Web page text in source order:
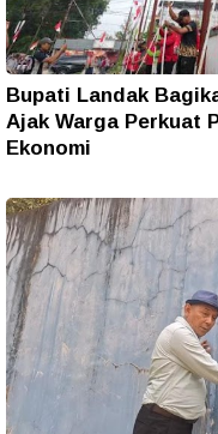
Bupati Landak
Ajak Warga Perkuat
Ekonomi